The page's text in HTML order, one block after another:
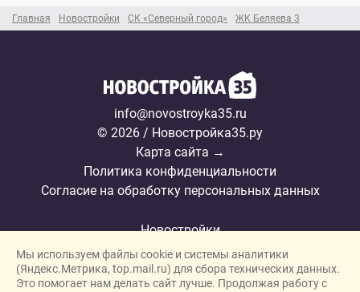
Главная Новостройки СК «Северный город» ЖК Беляева 3
info@novostroyka35.ru
© 2026 / Новостройка35.ру
Карта сайта →
Политика конфиденциальности
Согласие на обработку персональных данных
Новостройки
Застройщики
Ипотека
Мы используем файлы cookie и системы аналитики
(Яндекс.Метрика, top.mail.ru) для сбора технических данных.
Это помогает нам делать сайт лучше. Продолжая работу с